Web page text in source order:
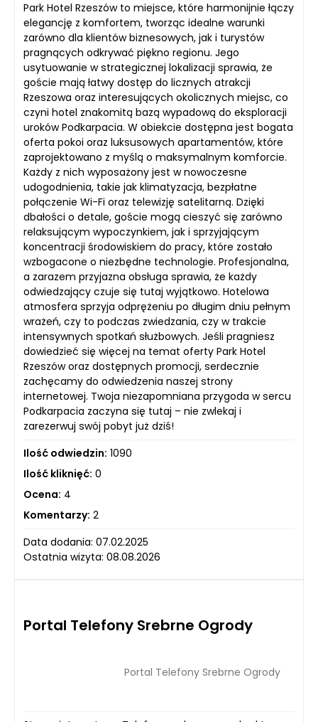
Park Hotel Rzeszów to miejsce, które harmonijnie łączy
elegancję z komfortem, tworząc idealne warunki
zarówno dla klientów biznesowych, jak i turystów
pragnących odkrywać piękno regionu. Jego
usytuowanie w strategicznej lokalizacji sprawia, że
goście mają łatwy dostęp do licznych atrakcji
Rzeszowa oraz interesujących okolicznych miejsc, co
czyni hotel znakomitą bazą wypadową do eksploracji
uroków Podkarpacia. W obiekcie dostępna jest bogata
oferta pokoi oraz luksusowych apartamentów, które
zaprojektowano z myślą o maksymalnym komforcie.
Każdy z nich wyposażony jest w nowoczesne
udogodnienia, takie jak klimatyzacja, bezpłatne
połączenie Wi-Fi oraz telewizję satelitarną. Dzięki
dbałości o detale, goście mogą cieszyć się zarówno
relaksującym wypoczynkiem, jak i sprzyjającym
koncentracji środowiskiem do pracy, które zostało
wzbogacone o niezbędne technologie. Profesjonalna,
a zarazem przyjazna obsługa sprawia, że każdy
odwiedzający czuje się tutaj wyjątkowo. Hotelowa
atmosfera sprzyja odprężeniu po długim dniu pełnym
wrażeń, czy to podczas zwiedzania, czy w trakcie
intensywnych spotkań służbowych. Jeśli pragniesz
dowiedzieć się więcej na temat oferty Park Hotel
Rzeszów oraz dostępnych promocji, serdecznie
zachęcamy do odwiedzenia naszej strony
internetowej. Twoja niezapomniana przygoda w sercu
Podkarpacia zaczyna się tutaj – nie zwlekaj i
zarezerwuj swój pobyt już dziś!
Ilość odwiedzin: 1090
Ilość kliknięć: 0
Ocena: 4
Komentarzy: 2
Data dodania: 07.02.2025
Ostatnia wizyta: 08.08.2026
Portal Telefony Srebrne Ogrody
Portal Telefony Srebrne Ogrody